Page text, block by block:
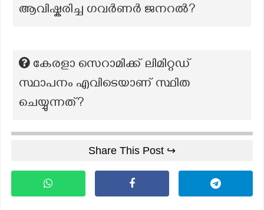
ആവിഷ്കരിച്ച ഗവർണർ ജനറൽ?
കേരളാ സെറാമിക്ക് ലിമിറ്റഡ്
സ്ഥാപനം എവിടെയാണ് സ്ഥിത
ചെയ്യുന്നത്?
Share This Post ↪